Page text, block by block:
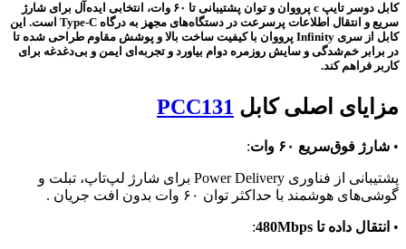
کابل دوسر تایپ c پرووان و توان پشتیبانی تا ۶۰ وات
، انتخابی ایده‌آل برای شارژ
سریع و انتقال اطلاعات پرسرعت در دستگاه‌های مجهز به درگاه Type‑C است. این
کابل از سری Infinity پرووان با کیفیت ساخت بالا و پوشش مقاوم طراحی شده تا
در برابر خم‌شدگی و سایش روزمره دوام بیاورد و تجربه‌ای ایمن و بی‌دغدغه برای
کاربر فراهم کند.
مزایای اصلی کابل PCC131
• شارژ فوق‌سریع ۶۰ وات :
پشتیبانی از فناوری Power Delivery برای شارژ لپ‌تاپ، تبلت و
گوشی‌های هوشمند با حداکثر توان ۶۰ وات بدون افت جریان .
• انتقال داده تا 480Mbps :